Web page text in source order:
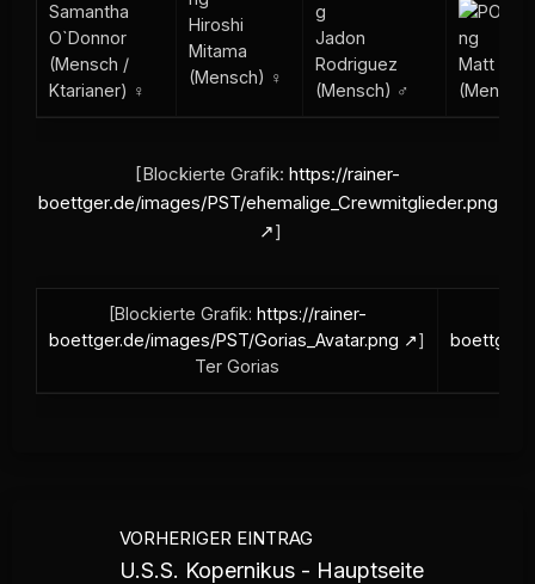
Samantha
O`Donnor
(Mensch /
Ktarianer) ♀
Hiroshi
Mitama
(Mensch) ♀
Jadon
Rodriguez
(Mensch) ♂
Matt
[Blockierte Grafik: https://rainer-
boettger.de/images/PST/ehemalige_Crewmitglieder.png
]
[Blockierte Grafik: https://rainer-
boettger.de/images/PST/Gorias_Avatar.png
]
Ter Gorias
VORHERIGER EINTRAG
U.S.S. Kopernikus - Hauptseite